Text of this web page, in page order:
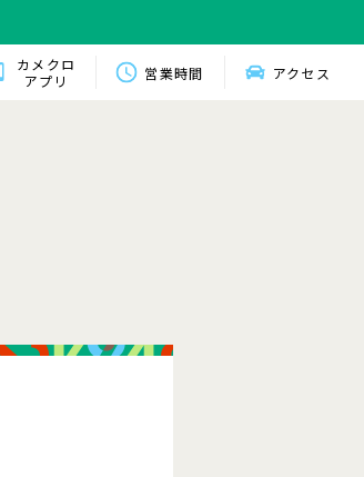
カメクロ
アプリ
営業時間 アクセス